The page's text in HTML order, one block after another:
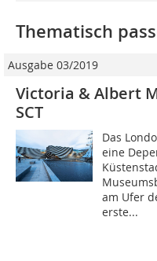
Thematisch
Ausgabe 03/2019
Victoria & Albert
SCT
Das
eine
am Ufer
erste...